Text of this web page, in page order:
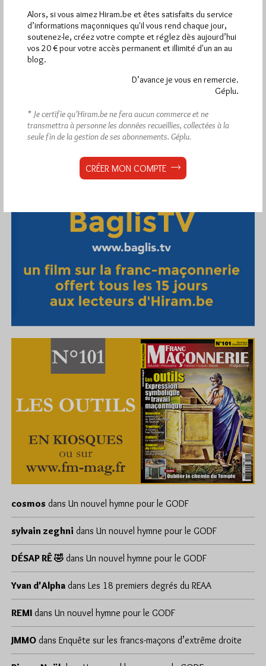
cosmos dans Un nouvel hymne pour le GODF
sylvain zeghni dans Un nouvel hymne pour le GODF
DÉSAP RÊ 🤣 dans Un nouvel hymne pour le GODF
Yvan d'Alpha dans Les 18 premiers degrés du REAA
REMI dans Un nouvel hymne pour le GODF
JMMO dans Enquête sur les francs-maçons d’extrême droite
Alors, si vous aimez Hiram.be et êtes satisfaits du service
d’informations maçonniques qu'il vous rend chaque jour,
soutenez-le, créez votre compte et réglez dès aujourd’hui
vos 20 € pour votre accès permanent et illimité d'un an au
blog.
D’avance je vous en remercie.
Géplu.
* Je certifie qu’Hiram.be ne fera aucun commerce et ne
transmettra à personne les données recueillies, collectées à la
seule fin de la gestion de ses abonnements. Géplu.
CRÉER MON COMPTE